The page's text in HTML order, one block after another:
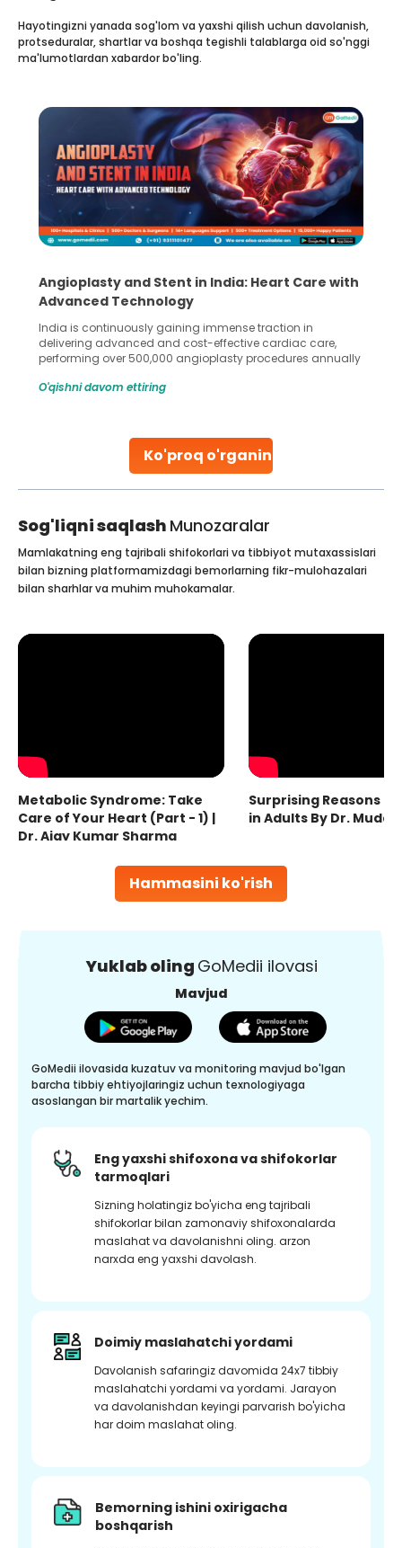
Ko'proq o'rganing
Hayotingizni yanada sog'lom va yaxshi qilish uchun davolanish,
protseduralar, shartlar va boshqa tegishli talablarga oid so'nggi
ma'lumotlardan xabardor bo'ling.
5 Essential Steps for Effective Human Sperm
Collection and Processing Methods
Human sperm collection and processing are critical steps
in advanced reproductive techniques like In Vitro
Fertilization (IVF) and intrauterine insemination (IUI). These
challenges and help couples achieve their dream of
collected, they process the
O'qishni davom ettiring
Sog'liqni saqlash Munozaralar
Hammasini ko'rish
Mamlakatning eng tajribali shifokorlari va tibbiyot mutaxassislari
bilan bizning platformamizdagi bemorlarning fikr-mulohazalari
bilan sharhlar va muhim muhokamalar.
Metabolic Syndrome: Take
Care of Your Heart (Part - 1) |
Dr. Ajay Kumar Sharma
Surprising Reasons
in Adults By Dr.
Yuklab oling GoMedii ilovasi
Mavjud
GoMedii ilovasida kuzatuv va monitoring mavjud bo'lgan
barcha tibbiy ehtiyojlaringiz uchun texnologiyaga
asoslangan bir martalik yechim.
Eng yaxshi shifoxona va shifokorlar
tarmoqlari
Sizning holatingiz bo'yicha eng tajribali
shifokorlar bilan zamonaviy shifoxonalarda
maslahat va davolanishni oling. arzon
narxda eng yaxshi davolash.
Doimiy maslahatchi yordami
Davolanish safaringiz davomida 24x7 tibbiy
maslahatchi yordami va yordami. Jarayon
va davolanishdan keyingi parvarish bo'yicha
har doim maslahat oling.
Bemorning ishini oxirigacha
boshqarish